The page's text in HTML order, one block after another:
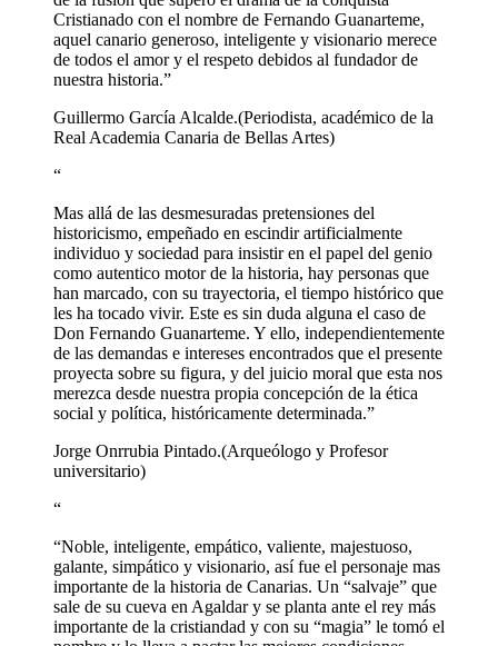
Cristianado con el nombre de Fernando Guanarteme,
aquel canario generoso, inteligente y visionario merece
de todos el amor y el respeto debidos al fundador de
nuestra historia.”
Guillermo García Alcalde.(Periodista, académico de la
Real Academia Canaria de Bellas Artes)
“
Mas allá de las desmesuradas pretensiones del
historicismo, empeñado en escindir artificialmente
individuo y sociedad para insistir en el papel del genio
como autentico motor de la historia, hay personas que
han marcado, con su trayectoria, el tiempo histórico que
les ha tocado vivir. Este es sin duda alguna el caso de
Don Fernando Guanarteme. Y ello, independientemente
de las demandas e intereses encontrados que el presente
proyecta sobre su figura, y del juicio moral que esta nos
merezca desde nuestra propia concepción de la ética
social y política, históricamente determinada.”
Jorge Onrrubia Pintado.(Arqueólogo y Profesor
universitario)
“
“Noble, inteligente, empático, valiente, majestuoso,
galante, simpático y visionario, así fue el personaje mas
importante de la historia de Canarias. Un “salvaje” que
sale de su cueva en Agaldar y se planta ante el rey más
importante de la cristiandad y con su “magia” le tomó el